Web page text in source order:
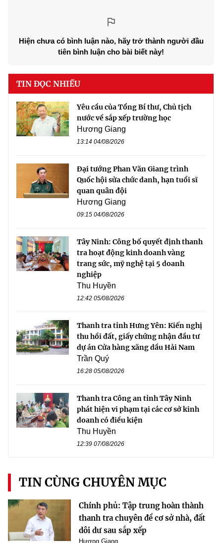
Hiện chưa có bình luận nào, hãy trở thành người đầu
tiên bình luận cho bài biết này!
TIN ĐỌC NHIỀU
Yêu cầu của Tổng Bí thư, Chủ tịch
nước về sắp xếp trường học
Hương Giang
13:14 04/08/2026
Đại tướng Phan Văn Giang trình
Quốc hội sửa chức danh, hạn tuổi sĩ
quan quân đội
Hương Giang
09:15 04/08/2026
Tây Ninh: Công bố quyết định thanh
tra hoạt động kinh doanh vàng
trang sức, mỹ nghệ tại 5 doanh
nghiệp
Thu Huyền
12:42 05/08/2026
Thanh tra tỉnh Hưng Yên: Kiến nghị
thu hồi đất, giấy chứng nhận đầu tư
dự án Cửa hàng xăng dầu Hải Nam
Trần Quý
16:28 05/08/2026
Thanh tra Công an tỉnh Tây Ninh
phát hiện vi phạm tại các cơ sở kinh
doanh có điều kiện
Thu Huyền
12:39 07/08/2026
TIN CÙNG CHUYÊN MỤC
Chính phủ: Tập trung hoàn thành
thanh tra chuyên đề cơ sở nhà, đất
dôi dư sau sắp xếp
Hương Giang